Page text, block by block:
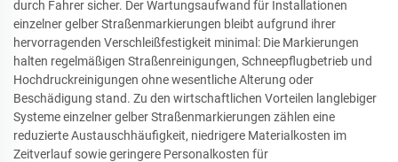
durch Fahrer sicher. Der Wartungsaufwand für Installationen
einzelner gelber Straßenmarkierungen bleibt aufgrund ihrer
hervorragenden Verschleißfestigkeit minimal: Die Markierungen
halten regelmäßigen Straßenreinigungen, Schneepflugbetrieb und
Hochdruckreinigungen ohne wesentliche Alterung oder
Beschädigung stand. Zu den wirtschaftlichen Vorteilen langlebiger
Systeme einzelner gelber Straßenmarkierungen zählen eine
reduzierte Austauschhäufigkeit, niedrigere Materialkosten im
Zeitverlauf sowie geringere Personalkosten für